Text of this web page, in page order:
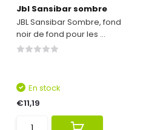
Jbl Sansibar sombre
JBL Sansibar Sombre, fond
noir de fond pour les ...
En stock
€11,19